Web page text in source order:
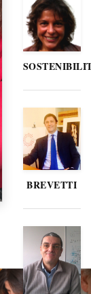
BREVETTI